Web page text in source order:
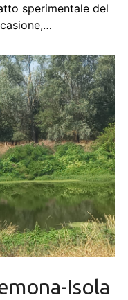
sperimentale del
…
Isola